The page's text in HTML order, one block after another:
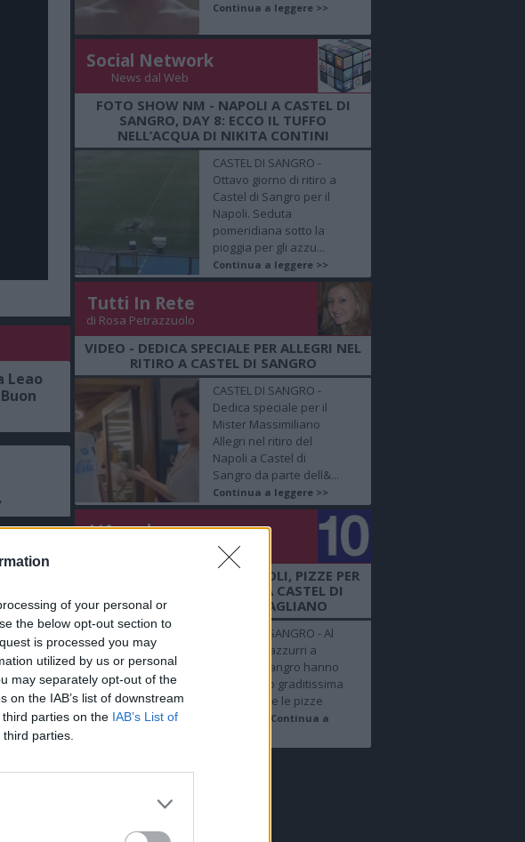
of your personal or
the below opt-out section to
is processed you may
utilized by us or personal
may separately opt-out of the
the IAB’s list of downstream
parties on the IAB’s List of
parties.
Leao
la
Continua a leggere >>
Social Network
News dal Web
FOTO SHOW NM - NAPOLI A CASTEL DI
SANGRO, DAY 8: ECCO IL TUFFO
NELL’ACQUA DI NIKITA CONTINI
CASTEL DI SANGRO -
Ottavo giorno di ritiro a
Castel di Sangro per il
Napoli. Seduta
pomeridiana sotto la
pioggia per gli azzu...
Continua a leggere >>
Tutti In Rete
di Rosa Petrazzuolo
VIDEO - DEDICA SPECIALE PER ALLEGRI NEL
RITIRO A CASTEL DI SANGRO
CASTEL DI SANGRO -
Dedica speciale per il
Mister Massimiliano
Allegri nel ritiro del
Napoli a Castel di
Sangro da parte dell&...
Continua a leggere >>
L'Angolo
VIDEO + FOTO SHOW - NAPOLI, PIZZE PER
GLI AZZURRI NEL RITIRO A CASTEL DI
SANGRO BY DIEGO VITAGLIANO
CASTEL DI SANGRO - Al
ritiro degli azzurri a
Castel di Sangro hanno
fatto la loro graditissima
apparizione le pizze
Continua a